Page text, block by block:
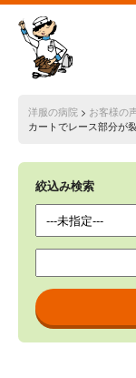
洋服の病院 > お客様の
カートでレース部分が
絞込み検索